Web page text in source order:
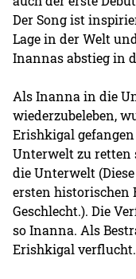
Der Song ist
Lage in der Welt
Inannas abstieg in
Als Inanna in die
wiederzubeleben,
Erishkigal
Unterwelt zu retten
die Unterwelt
ersten historischen
Geschlecht.). Die
so Inanna. Als
Erishkigal verflucht.